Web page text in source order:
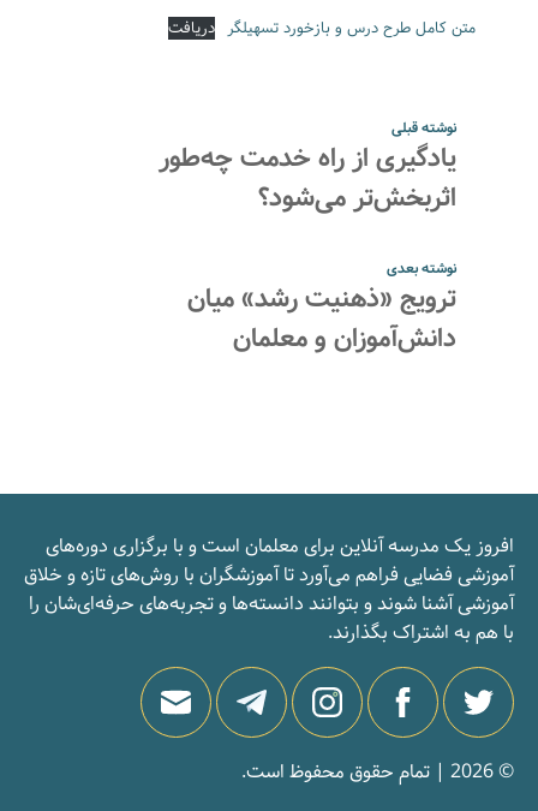
متن کامل طرح درس و بازخورد تسهیلگر دریافت
نوشته قبلی
یادگیری از راه خدمت چه‌طور
اثربخش‌تر می‌شود؟
نوشته بعدی
ترویج «ذهنیت رشد» میان
دانش‌آموزان و معلمان
افروز یک مدرسه‌ آنلاین برای معلمان است و با برگزاری دوره‌های
آموزشی فضایی فراهم می‌آورد تا آموزشگران با روش‌های تازه و خلاق
آموزشی آشنا شوند و بتوانند دانسته‌ها و تجربه‌های حرفه‌ای‌شان را
با هم به اشتراک بگذارند.
© 2026 | تمام حقوق محفوظ است.